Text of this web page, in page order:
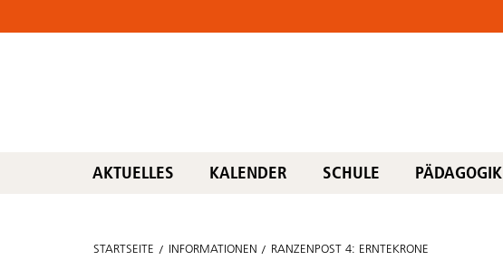
AKTUELLES KALENDER SCHULE PÄDAGOGIK
STARTSEITE INFORMATIONEN RANZENPOST 4: ERNTEKRONE